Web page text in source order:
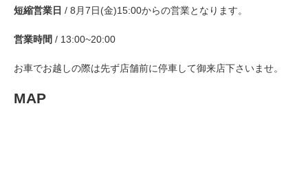
短縮営業日 / 8月7日(金)15:00からの営業となります。
営業時間 / 13:00~20:00
お車でお越しの際は先ず店舗前に停車して御来店下さいませ。
MAP